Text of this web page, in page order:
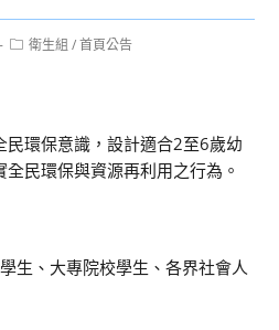
Post衛生組 / 首頁公告
環保意識，設計適合2至6歲幼
民環保與資源再利用之行為。
生、大專院校學生、各界社會人